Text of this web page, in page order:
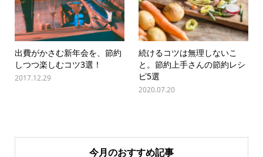
出費がかさむ新年会を、節約
しつつ楽しむコツ3選！
2017.12.29
続けるコツは無理しないこ
と。節約上手さんの節約レシ
ピ5選
2020.07.20
今月のおすすめ記事